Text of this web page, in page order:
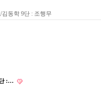
동학 9단 : 조행무
:…